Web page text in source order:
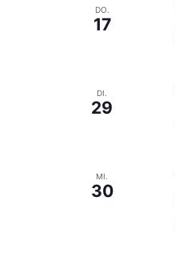
DO.
17
DI.
29
MI.
30